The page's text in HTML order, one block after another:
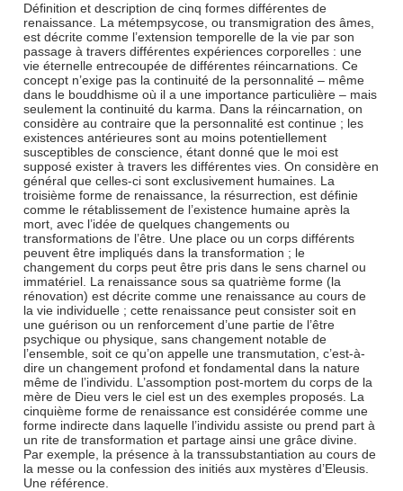
Définition et description de cinq formes différentes de
renaissance. La métempsycose, ou transmigration des âmes,
est décrite comme l’extension temporelle de la vie par son
passage à travers différentes expériences corporelles : une
vie éternelle entrecoupée de différentes réincarnations. Ce
concept n’exige pas la continuité de la personnalité – même
dans le bouddhisme où il a une importance particulière – mais
seulement la continuité du karma. Dans la réincarnation, on
considère au contraire que la personnalité est continue ; les
existences antérieures sont au moins potentiellement
susceptibles de conscience, étant donné que le moi est
supposé exister à travers les différentes vies. On considère en
général que celles-ci sont exclusivement humaines. La
troisième forme de renaissance, la résurrection, est définie
comme le rétablissement de l’existence humaine après la
mort, avec l’idée de quelques changements ou
transformations de l’être. Une place ou un corps différents
peuvent être impliqués dans la transformation ; le
changement du corps peut être pris dans le sens charnel ou
immatériel. La renaissance sous sa quatrième forme (la
rénovation) est décrite comme une renaissance au cours de
la vie individuelle ; cette renaissance peut consister soit en
une guérison ou un renforcement d’une partie de l’être
psychique ou physique, sans changement notable de
l’ensemble, soit ce qu’on appelle une transmutation, c’est-à-
dire un changement profond et fondamental dans la nature
même de l’individu. L’assomption post-mortem du corps de la
mère de Dieu vers le ciel est un des exemples proposés. La
cinquième forme de renaissance est considérée comme une
forme indirecte dans laquelle l’individu assiste ou prend part à
un rite de transformation et partage ainsi une grâce divine.
Par exemple, la présence à la transsubstantiation au cours de
la messe ou la confession des initiés aux mystères d’Eleusis.
Une référence.